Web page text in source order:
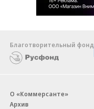
Благотворительный фонд
О «Коммерсанте»
Архив